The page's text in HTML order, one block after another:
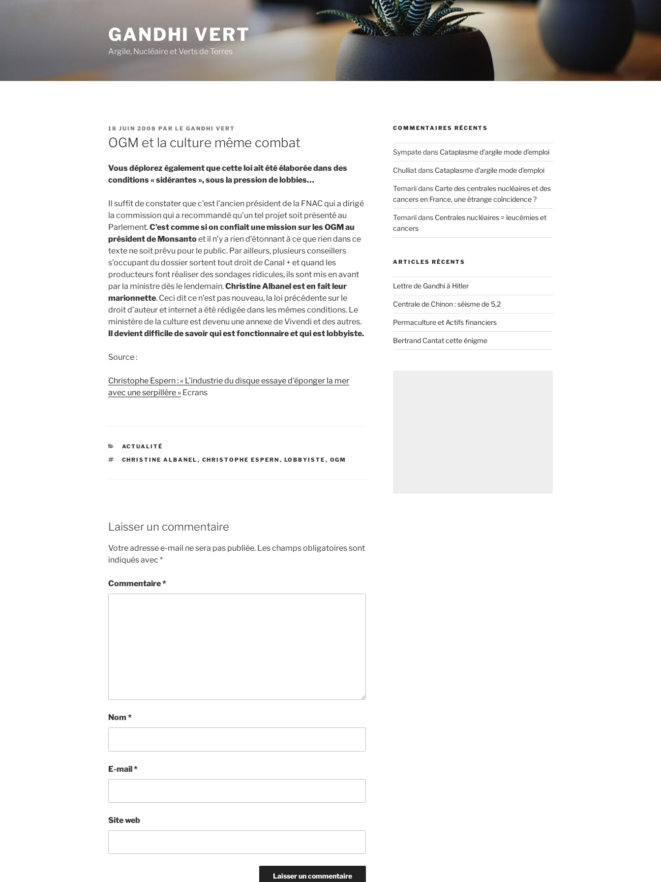
GANDHI VERT
Argile, Nucléaire et Verts de Terres
PUBLIÉ
LE
18 JUIN 2008 PAR LE GANDHI VERT
OGM et la culture même combat
Vous déplorez également que cette loi ait été élaborée dans des
conditions « sidérantes », sous la pression de lobbies…
Il suffit de constater que c’est l’ancien président de la FNAC qui a dirigé
la commission qui a recommandé qu’un tel projet soit présenté au
Parlement.C’est comme si on confiait une mission sur les OGM au
président de Monsantoet il n’y a rien d’étonnant à ce que rien dans ce
texte ne soit prévu pour le public. Par ailleurs, plusieurs conseillers
s’occupant du dossier sortent tout droit de Canal + et quand les
producteurs font réaliser des sondages ridicules, ils sont mis en avant
par la ministre dès le lendemain.Christine Albanel est en fait leur
marionnette. Ceci dit ce n’est pas nouveau, la loi précédente sur le
droit d’auteur et internet a été rédigée dans les mêmes conditions. Le
ministère de la culture est devenu une annexe de Vivendi et des autres.
Il devient difficile de savoir qui est fonctionnaire et qui est lobbyiste.
Source :
Christophe Espern : « L’industrie du disque essaye d’éponger la mer
avec une serpillère » Ecrans
CATÉGORIES
ACTUALITÉ
ÉTIQUETTES
CHRISTINE ALBANEL , CHRISTOPHE ESPERN , LOBBYISTE , OGM
Laisser un commentaire
Votre adresse e-mail ne sera pas publiée. Les champs obligatoires sont
indiqués avec *
Commentaire*
Nom *
E-mail*
Site web
COMMENTAIRES RÉCENTS
Sympatedans Cataplasme d’argile mode d’emploi
Chulliatdans Cataplasme d’argile mode d’emploi
Temariidans Carte des centrales nucléaires et des
cancers en France, une étrange coïncidence ?
Temariidans Centrales nucléaires = leucémies et
cancers
ARTICLES RÉCENTS
Lettre de Gandhi à Hitler
Centrale de Chinon : séisme de 5,2
Permaculture et Actifs financiers
Bertrand Cantat cette énigme